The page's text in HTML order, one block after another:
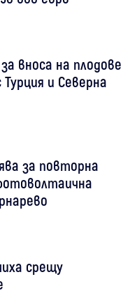
вноса на плодове
и Северна
за повторна
срещу